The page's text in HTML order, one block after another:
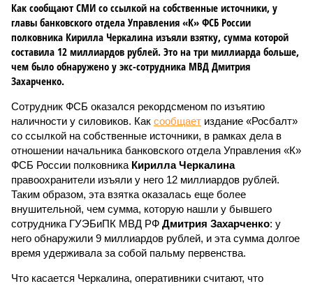
Как сообщают СМИ со ссылкой на собственные источники, у
главы банковского отдела Управления «К» ФСБ России
полковника Кирилла Черкалина изъяли взятку, сумма которой
составила 12 миллиардов рублей. Это на три миллиарда больше,
чем было обнаружено у экс-сотрудника МВД Дмитрия
Захарченко.
Сотрудник ФСБ оказался рекордсменом по изъятию
наличности у силовиков. Как сообщает издание «Росбалт»
со ссылкой на собственные источники, в рамках дела в
отношении начальника банковского отдела Управления «К»
ФСБ России полковника Кирилла Черкалина
правоохранители изъяли у него 12 миллиардов рублей.
Таким образом, эта взятка оказалась еще более
внушительной, чем сумма, которую нашли у бывшего
сотрудника ГУЭБиПК МВД РФ Дмитрия Захарченко: у
него обнаружили 9 миллиардов рублей, и эта сумма долгое
время удерживала за собой пальму первенства.
Что касается Черкалина, оперативники считают, что